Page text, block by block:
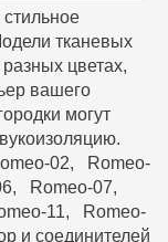
тканевых
цветах,
вашего
могут
02, Romeo-
Romeo-07,
11, Romeo-
и соединителей